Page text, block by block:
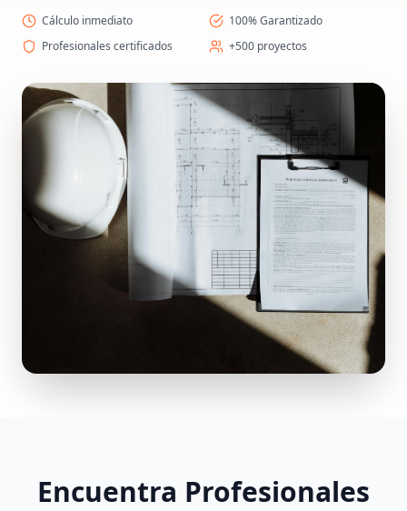
Cálculo inmediato
100% Garantizado
Profesionales certificados
+500 proyectos
Encuentra Profesionales